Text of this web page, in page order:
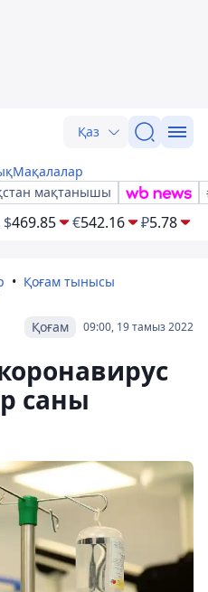
Қаз
Мақалалар
мақтанышы
$469.85 €542.16 ₽5.78
Қоғам тынысы
09:00, 19 тамыз 2022
Қоғам
саны